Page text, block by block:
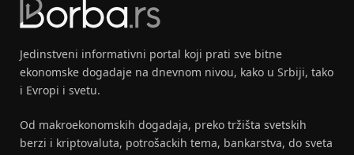
Jedinstveni informativni portal koji prati sve bitne
ekonomske dogadaje na dnevnom nivou, kako u Srbiji, tako
i Evropi i svetu.
Od makroekonomskih dogadaja, preko tržišta svetskih
berzi i kriptovaluta, potrošackih tema, bankarstva, do sveta